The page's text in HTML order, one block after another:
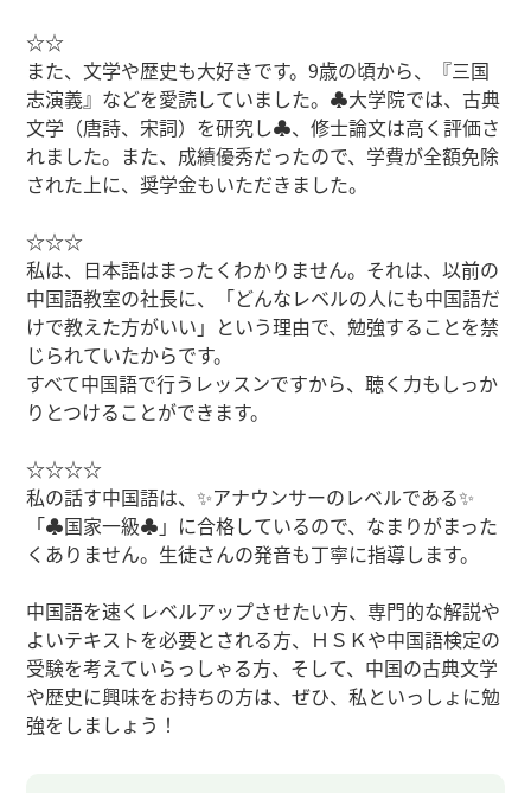
☆☆
また、文学や歴史も大好きです。9歳の頃から、『三国
志演義』などを愛読していました。♣大学院では、古典
文学（唐詩、宋詞）を研究し♣️、修士論文は高く評価さ
れました。また、成績優秀だったので、学費が全額免除
された上に、奨学金もいただきました。
☆☆☆
私は、日本語はまったくわかりません。それは、以前の
中国語教室の社長に、「どんなレベルの人にも中国語だ
けで教えた方がいい」という理由で、勉強することを禁
じられていたからです。
すべて中国語で行うレッスンですから、聴く力もしっか
りとつけることができます。
☆☆☆☆
私の話す中国語は、✨アナウンサーのレベルである✨
「♣️国家一級♣️」に合格しているので、なまりがまった
くありません。生徒さんの発音も丁寧に指導します。
中国語を速くレベルアップさせたい方、専門的な解説や
よいテキストを必要とされる方、ＨＳＫや中国語検定の
受験を考えていらっしゃる方、そして、中国の古典文学
や歴史に興味をお持ちの方は、ぜひ、私といっしょに勉
強をしましょう！